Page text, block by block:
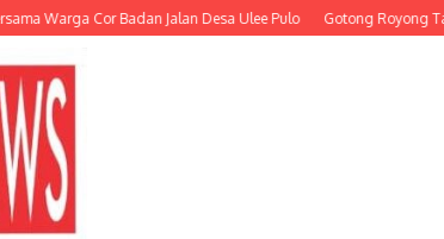
Cor Badan Jalan Desa Ulee Pulo Gotong Royong Tanpa